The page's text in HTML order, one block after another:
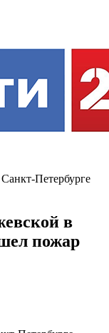
Петербурге
в
пожар